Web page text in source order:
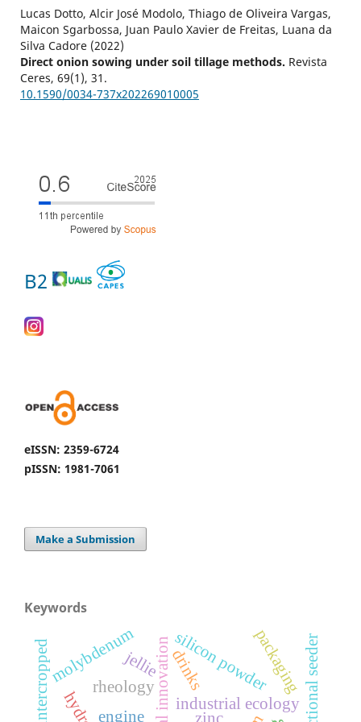
Lucas Dotto, Alcir José Modolo, Thiago de Oliveira Vargas,
Maicon Sgarbossa, Juan Paulo Xavier de Freitas, Luana da
Silva Cadore (2022)
Direct onion sowing under soil tillage methods. Revista
Ceres, 69(1), 31.
10.1590/0034-737x202269010005
B2
eISSN: 2359-6724
pISSN: 1981-7061
Make a Submission
Keywords
industrial ecology
rheology
jellie drinks
silicon powderpackaging
molybdenum
engine
intercropped